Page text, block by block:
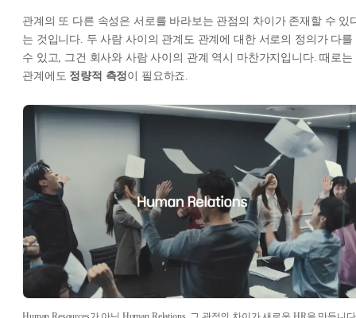
관계의 또 다른 속성은 서로를 바라보는 관점의 차이가 존재할 수 있
는 것입니다. 두 사람 사이의 관계도 관계에 대한 서로의 정의가 다를
수 있고, 그건 회사와 사람 사이의 관계 역시 마찬가지입니다. 때로는
관계에도 정량적 측정이 필요하죠.